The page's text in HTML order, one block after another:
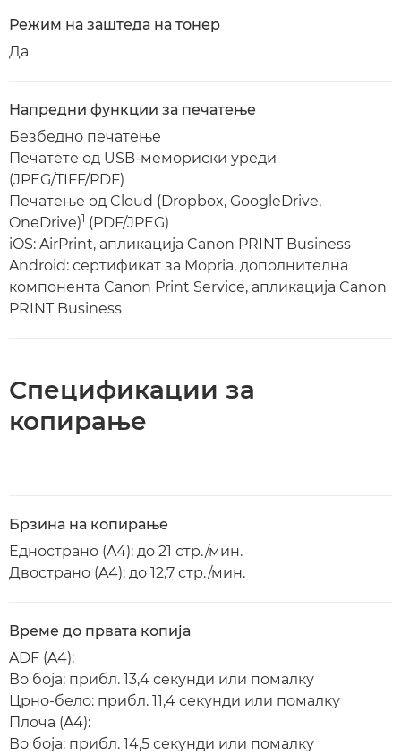
Режим на заштеда на тонер
Да
Напредни функции за печатење
Безбедно печатење
Печатете од USB-мемориски уреди
(JPEG/TIFF/PDF)
Печатење од Cloud (Dropbox, GoogleDrive,
OneDrive)1 (PDF/JPEG)
iOS: AirPrint, апликација Canon PRINT Business
Android: сертификат за Mopria, дополнителна
компонента Canon Print Service, апликација Canon
PRINT Business
Спецификации за
копирање
Брзина на копирање
Еднострано (A4): до 21 стр./мин.
Двострано (A4): до 12,7 стр./мин.
Време до првата копија
ADF (A4):
Во боја: прибл. 13,4 секунди или помалку
Црно-бело: прибл. 11,4 секунди или помалку
Плоча (A4):
Во боја: прибл. 14,5 секунди или помалку